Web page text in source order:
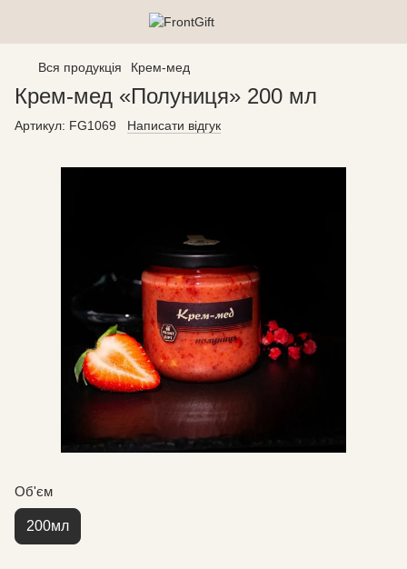
Вся продукція Крем-мед
Крем-мед «Полуниця» 200 мл
Артикул: FG1069 Написати відгук
Об'єм
200мл